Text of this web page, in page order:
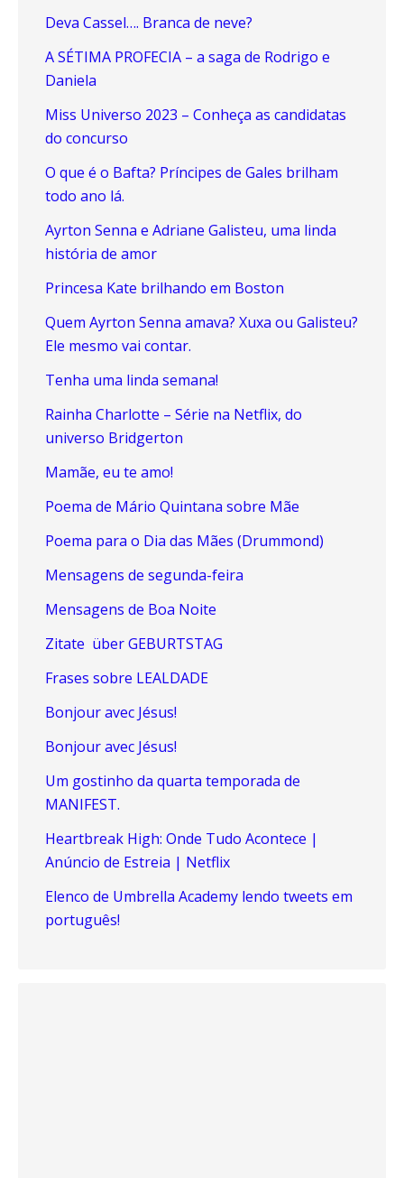
Deva Cassel…. Branca de neve?
A SÉTIMA PROFECIA – a saga de Rodrigo e
Daniela
Miss Universo 2023 – Conheça as candidatas
do concurso
O que é o Bafta? Príncipes de Gales brilham
todo ano lá.
Ayrton Senna e Adriane Galisteu, uma linda
história de amor
Princesa Kate brilhando em Boston
Quem Ayrton Senna amava? Xuxa ou Galisteu?
Ele mesmo vai contar.
Tenha uma linda semana!
Rainha Charlotte – Série na Netflix, do
universo Bridgerton
Mamãe, eu te amo!
Poema de Mário Quintana sobre Mãe
Poema para o Dia das Mães (Drummond)
Mensagens de segunda-feira
Mensagens de Boa Noite
Zitate über GEBURTSTAG
Frases sobre LEALDADE
Bonjour avec Jésus!
Bonjour avec Jésus!
Um gostinho da quarta temporada de
MANIFEST.
Heartbreak High: Onde Tudo Acontece |
Anúncio de Estreia | Netflix
Elenco de Umbrella Academy lendo tweets em
português!